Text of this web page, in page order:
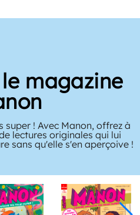
magazine
! Avec Manon, offrez à
lectures originales qui lui
sans qu'elle s'en aperçoive !